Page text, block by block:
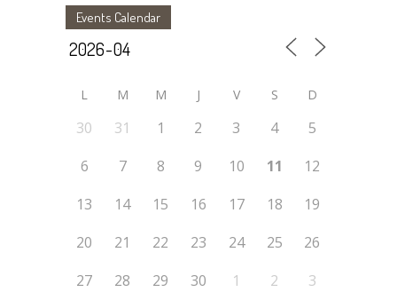
Events Calendar
L M M J V S D
30 31 1 2 3 4
5
6
7 8 9 10 11
12
13
14 15 16 17 18
19
20
21 22 23 24 25
26
27
28 29 30 1 2 3